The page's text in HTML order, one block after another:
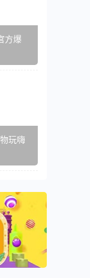
方爆
玩嗨